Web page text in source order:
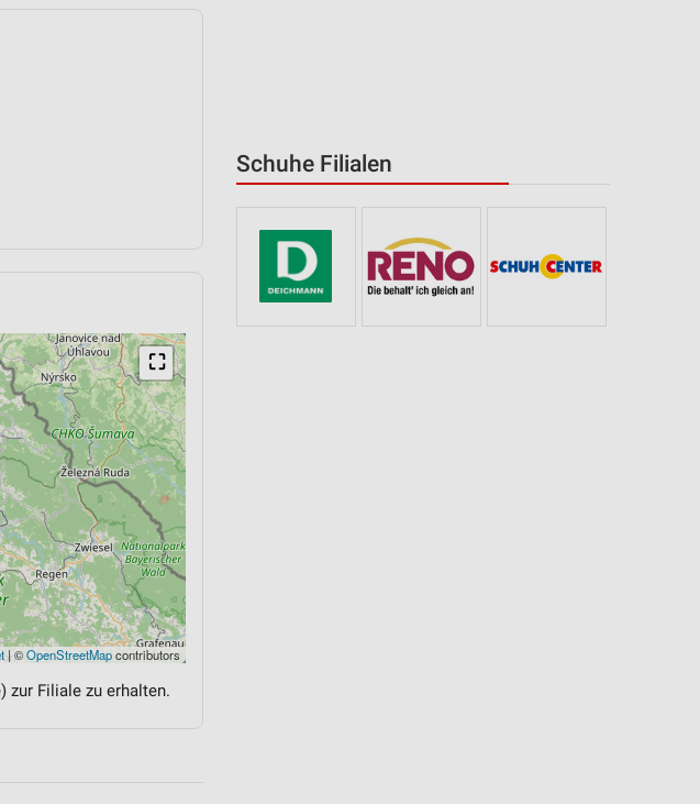
Schuhe Filialen
⛶
|©OpenStreetMapcontributors
zur Filiale zu erhalten.